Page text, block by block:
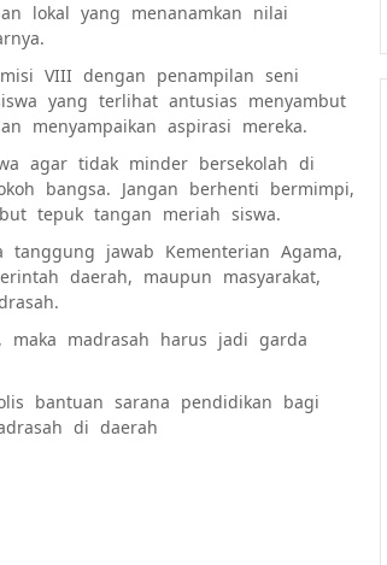
lokal yang menanamkan nilai
VIII dengan penampilan seni
yang terlihat antusias menyambut
menyampaikan aspirasi mereka.
agar tidak minder bersekolah di
bangsa. Jangan berhenti bermimpi,
tepuk tangan meriah siswa.
jawab Kementerian Agama,
daerah, maupun masyarakat,
madrasah harus jadi garda
bantuan sarana pendidikan bagi
di daerah